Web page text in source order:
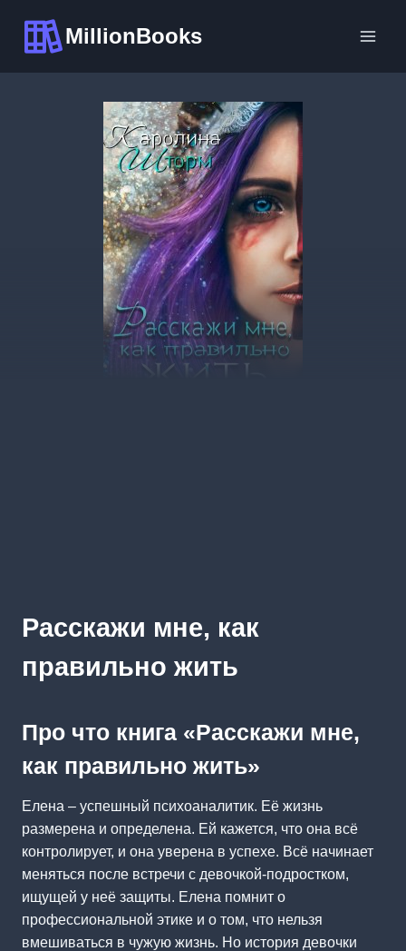
содержимому
MillionBooks
Расскажи мне, как
правильно жить
Про что книга «Расскажи мне,
как правильно жить»
Елена – успешный психоаналитик. Её жизнь
размерена и определена. Ей кажется, что она всё
контролирует, и она уверена в успехе. Всё начинает
меняться после встречи с девочкой-подростком,
ищущей у неё защиты. Елена помнит о
профессиональной этике и о том, что нельзя
вмешиваться в чужую жизнь. Но история девочки